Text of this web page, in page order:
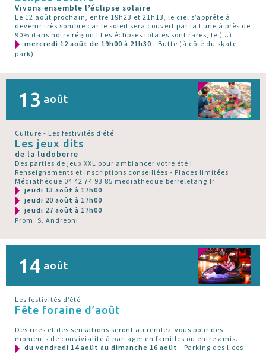
Vivons ensemble l’éclipse solaire
Le 12 août prochain, entre 19h23 et 21h13, le ciel s’apprête à
devenir très sombre car le soleil sera couvert par la Lune à près de
90% dans notre région ! Les éclipses totales sont rares, le (…)
mercredi 12 août de 19h00 à 21h30 - Butte (à côté du skate
park)
13 août
Culture - Les festivités d’été
Les jeux dits
de la ludoberre
Des parties de jeux XXL pour ambiancer votre été !
Renseignements et inscriptions conseillées - Places limitées
Médiathèque 04 42 74 93 85 mediatheque.berreletang.fr
jeudi 13 août à 17h00
jeudi 20 août à 17h00
jeudi 27 août à 17h00
Prom. S. Andreoni
14 août
Les festivités d’été
Fête foraine d’août
Des rires et des sensations seront au rendez-vous pour des
moments de convivialité à partager en familles ou entre amis.
du vendredi 14 août au dimanche 16 août - Parking des lices